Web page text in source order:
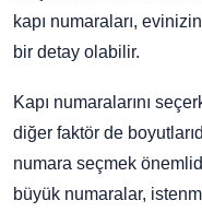
kapı numaraları,
bir detay olabilir.
Kapı numaralarını
diğer faktör de
numara seçmek
büyük numaralar,